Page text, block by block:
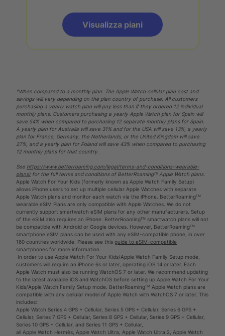
Visualizza piani
*When compared to a monthly plan. The Apple Watch cellular plan cost and
savings will vary depending on the plan country of purchase. All customers
purchasing a yearly watch plan will pay less than if they ordered 12 individual
monthly plans. Customers purchasing a yearly Apple Watch plan for Spain will
save 54% when compared to purchasing 12 separate monthly plans for Spain.
A yearly plan for Australia will save 31% and for the USA will save 13%, a yearly
plan for France, Germany, the Netherlands, or the United Kingdom will save
27%, and a yearly plan for Poland will save 43% when compared to purchasing
12 monthly plans for that country.
See https://www.betterroaming.com/legal/terms-and-conditions-wearable-
plans/for the full terms and conditions of BetterRoamingᵀᴹ Apple Watch plans.
Apple Watch For Your Kids (formerly known as Apple Watch Family Setup)
allows iPhone users to set up multiple cellular Apple Watches with separate
Apple Watch plans and monitor each watch via the iPhone. BetterRoamingᵀᴹ
wearable eSIM Plans are only compatible with Apple Watches. We do not
currently support smartwatch eSIM plans for any other manufacturers. Setup
of the eSIM also requires an iPhone. BetterRoamingᵀᴹ smartwatch plans will not
be compatible with Android or Google devices. However, BetterRoamingᵀᴹ
smartphone eSIM plans can be used with any eSIM-compatible phone, in over
160 countries worldwide. Please see this guide to eSIM-compatible
smartphones for more information.
In order to use Apple Watch For Your Kids/Apple Watch Family Setup mode,
customers will require an iPhone 6s or later, operating iOS 14 or later. Each
Apple Watch must also be running WatchOS 7 or later. We recommend updating
to the latest available iOS and WatchOS before setting up Apple Watch For Your
Kids/Apple Watch Family Setup mode. BetterRoamingᵀᴹ Apple Watch plans are
compatible with any cellular model of Apple Watch with WatchOS 7 or later. This
includes:
Apple Watch Series 4 GPS + Cellular, Series 5 GPS + Cellular, Series 6 GPS +
Cellular, Series 7 GPS + Cellular, Series 8 GPS + Cellular, Series 9 GPS + Cellular,
Series 10 GPS + Cellular, and Series 11 GPS + Cellular,
all Apple Watch Hermès, Apple Watch Ultra, Apple Watch Ultra 2, Apple Watch